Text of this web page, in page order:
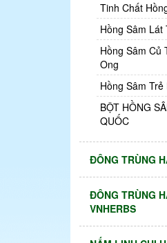
Tinh Chất
Hồng Sâm Lát
Hồng Sâm Củ
Ong
Hồng Sâm Trẻ
BỘT HỒNG
QUỐC
ĐÔNG TRÙNG
ĐÔNG TRÙNG
VNHERBS